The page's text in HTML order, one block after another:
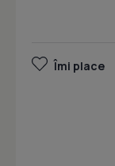
Îmi place